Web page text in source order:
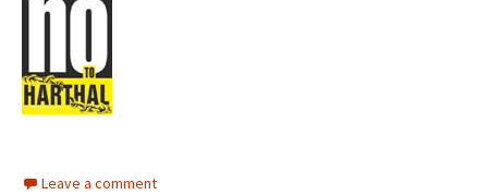
Leave a comment